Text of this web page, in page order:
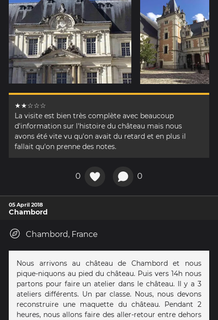
★★☆☆☆
La visite est bien très complète avec beaucoup
d'information sur l'histoire du château mais nous
avons été vite vu qu'on avait du retard et en plus il
fallait qu'on prenne des notes.
0 0
05 April 2018
Chambord
Chambord, France
Nous arrivons au château de Chambord et nous
pique-niquons au pied du château. Puis vers 14h nous
partons pour faire un atelier dans le château. Il y a 3
ateliers différents. Un par classe. Nous, nous devons
reconstruire une maquette du château. Pendant 2
heures, nous allons faire des aller-retour entre dehors